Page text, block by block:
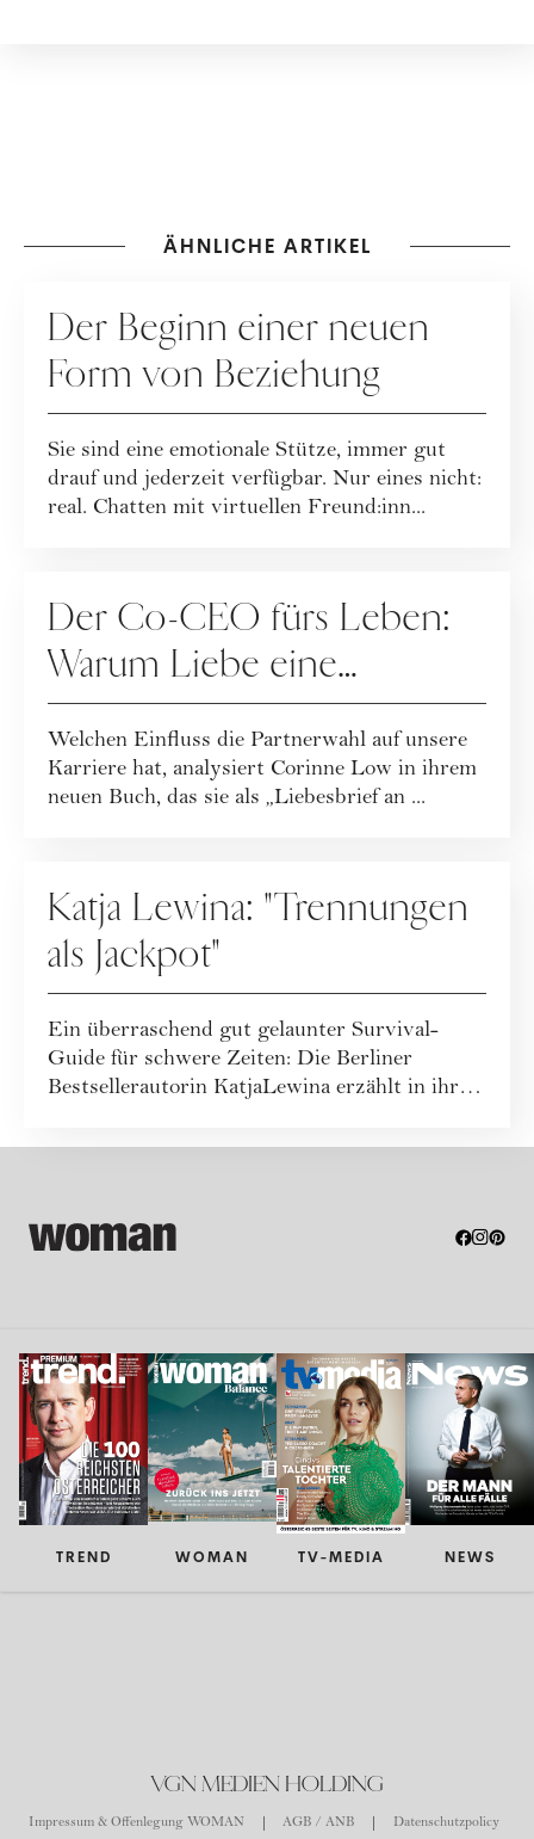
ÄHNLICHE ARTIKEL
Der Beginn einer neuen
Form von Beziehung
Sie sind eine emotionale Stütze, immer gut
drauf und jederzeit verfügbar. Nur eines nicht:
real. Chatten mit virtuellen Freund:inn...
Der Co-CEO fürs Leben:
Warum Liebe eine
Karriereentscheidung ist
Welchen Einfluss die Partnerwahl auf unsere
Karriere hat, analysiert Corinne Low in ihrem
neuen Buch, das sie als „Liebesbrief an ...
Katja Lewina: "Trennungen
als Jackpot"
Ein überraschend gut gelaunter Survival-
Guide für schwere Zeiten: Die Berliner
Bestsellerautorin KatjaLewina erzählt in ihrem
TREND WOMAN TV-MEDIA NEWS
VGN MEDIEN HOLDING
Impressum & Offenlegung WOMAN AGB / ANB Datenschutzpolicy